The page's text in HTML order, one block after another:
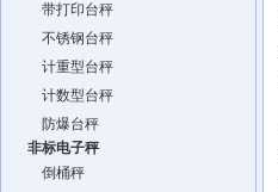
带打印台秤
不锈钢台秤
计重型台秤
计数型台秤
防爆台秤
非标电子秤
倒桶秤